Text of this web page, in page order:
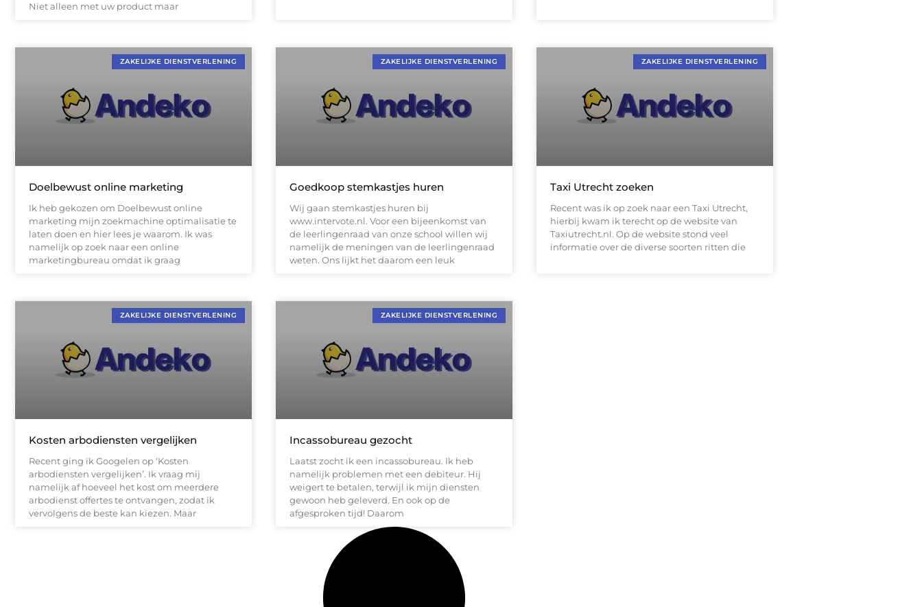
Niet alleen met uw product maar
ZAKELIJKE DIENSTVERLENING
Doelbewust online marketing
Ik heb gekozen om Doelbewust online
marketing mijn zoekmachine optimalisatie te
laten doen en hier lees je waarom. Ik was
namelijk op zoek naar een online
marketingbureau omdat ik graag
ZAKELIJKE DIENSTVERLENING
Goedkoop stemkastjes huren
Wij gaan stemkastjes huren bij
www.intervote.nl. Voor een bijeenkomst van
de leerlingenraad van onze school willen wij
namelijk de meningen van de leerlingenraad
weten. Ons lijkt het daarom een leuk
ZAKELIJKE DIENSTVERLENING
Taxi Utrecht zoeken
Recent was ik op zoek naar een Taxi Utrecht,
hierbij kwam ik terecht op de website van
Taxiutrecht.nl. Op de website stond veel
informatie over de diverse soorten ritten die
ZAKELIJKE DIENSTVERLENING
Kosten arbodiensten vergelijken
Recent ging ik Googelen op ‘Kosten
arbodiensten vergelijken’. Ik vraag mij
namelijk af hoeveel het kost om meerdere
arbodienst offertes te ontvangen, zodat ik
vervolgens de beste kan kiezen. Maar
ZAKELIJKE DIENSTVERLENING
Incassobureau gezocht
Laatst zocht ik een incassobureau. Ik heb
namelijk problemen met een debiteur. Hij
weigert te betalen, terwijl ik mijn diensten
gewoon heb geleverd. En ook op de
afgesproken tijd! Daarom